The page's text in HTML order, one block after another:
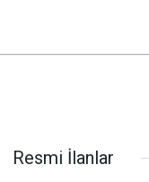
Resmi İlanlar